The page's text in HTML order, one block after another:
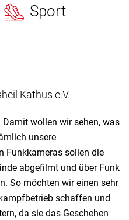
Sport
Kathus e.V.
Damit wollen wir sehen, was
unsere
Funkkameras sollen die
abgefilmt und über Funk
So möchten wir einen sehr
schaffen und
da sie das Geschehen